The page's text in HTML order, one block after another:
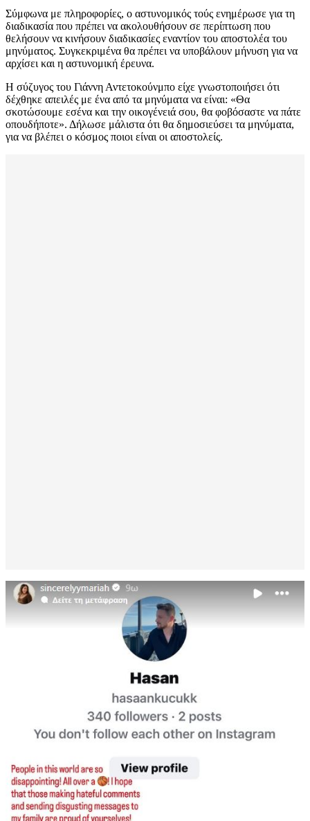
Σύμφωνα με πληροφορίες, ο αστυνομικός τούς ενημέρωσε για τη
διαδικασία που πρέπει να ακολουθήσουν σε περίπτωση που
θελήσουν να κινήσουν διαδικασίες εναντίον του αποστολέα του
μηνύματος. Συγκεκριμένα θα πρέπει να υποβάλουν μήνυση για να
αρχίσει και η αστυνομική έρευνα.
Η σύζυγος του Γιάννη Αντετοκούνμπο είχε γνωστοποιήσει ότι
δέχθηκε απειλές με ένα από τα μηνύματα να είναι: «Θα
σκοτώσουμε εσένα και την οικογένειά σου, θα φοβόσαστε να πάτε
οπουδήποτε». Δήλωσε μάλιστα ότι θα δημοσιεύσει τα μηνύματα,
για να βλέπει ο κόσμος ποιοι είναι οι αποστολείς.